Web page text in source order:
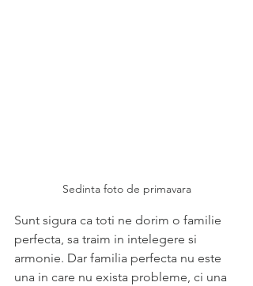
Sedinta foto de primavara
Sunt sigura ca toti ne dorim o familie
perfecta, sa traim in intelegere si
armonie. Dar familia perfecta nu este
una in care nu exista probleme, ci una